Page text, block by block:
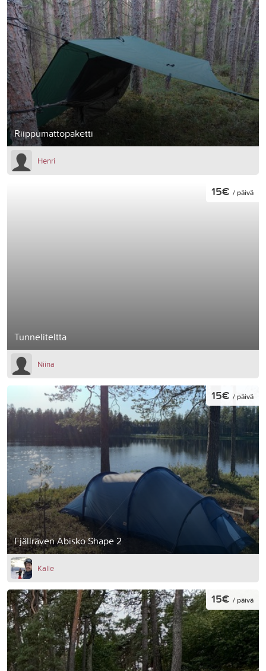
Riippumattopaketti
Henri
Tunneliteltta
15€ / päivä
Niina
Fjällräven Abisko Shape 2
15€ / päivä
Kalle
15€ / päivä